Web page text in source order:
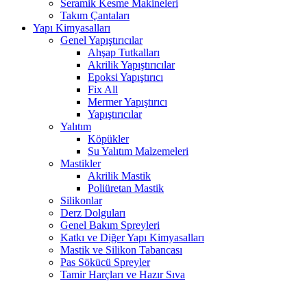
Seramik Kesme Makineleri
Takım Çantaları
Yapı Kimyasalları
Genel Yapıştırıcılar
Ahşap Tutkalları
Akrilik Yapıştırıcılar
Epoksi Yapıştırıcı
Fix All
Mermer Yapıştırıcı
Yapıştırıcılar
Yalıtım
Köpükler
Su Yalıtım Malzemeleri
Mastikler
Akrilik Mastik
Poliüretan Mastik
Silikonlar
Derz Dolguları
Genel Bakım Spreyleri
Katkı ve Diğer Yapı Kimyasalları
Mastik ve Silikon Tabancası
Pas Sökücü Spreyler
Tamir Harçları ve Hazır Sıva